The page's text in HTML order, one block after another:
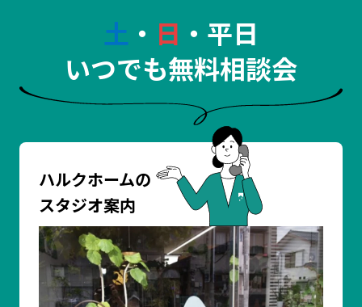
土 ・ 日 ・平日
いつでも無料相談会
ハルクホームの
スタジオ案内